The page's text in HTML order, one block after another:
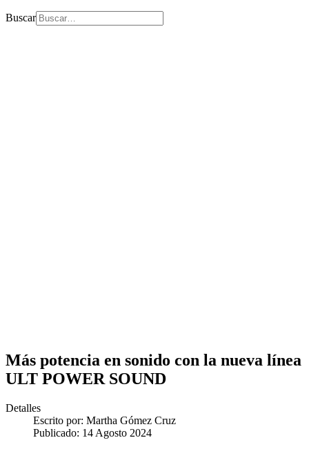
Buscar
Más potencia en sonido con la nueva línea
ULT POWER SOUND
Detalles
Escrito por: Martha Gómez Cruz
Publicado: 14 Agosto 2024